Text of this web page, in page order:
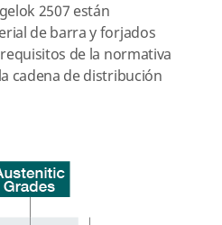
2507 están
de barra y forjados
de la normativa
cadena de distribución